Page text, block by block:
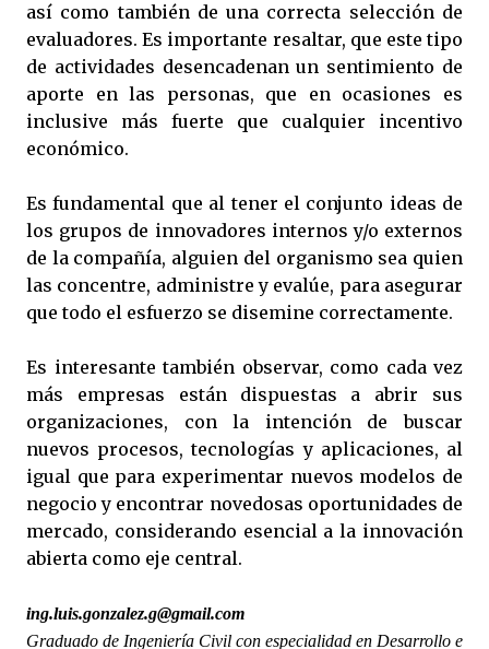
así como también de una correcta selección de
evaluadores. Es importante resaltar, que este tipo
de actividades desencadenan un sentimiento de
aporte en las personas, que en ocasiones es
inclusive más fuerte que cualquier incentivo
económico.
Es fundamental que al tener el conjunto ideas de
los grupos de innovadores internos y/o externos
de la compañía, alguien del organismo sea quien
las concentre, administre y evalúe, para asegurar
que todo el esfuerzo se disemine correctamente.
Es interesante también observar, como cada vez
más empresas están dispuestas a abrir sus
organizaciones, con la intención de buscar
nuevos procesos, tecnologías y aplicaciones, al
igual que para experimentar nuevos modelos de
negocio y encontrar novedosas oportunidades de
mercado, considerando esencial a la innovación
abierta como eje central.
ing.luis.gonzalez.g@gmail.com
Graduado de Ingeniería Civil con especialidad en Desarrollo e